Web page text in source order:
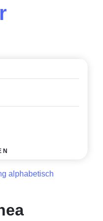
alphabetisch